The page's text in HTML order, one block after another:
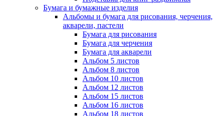
Бумага и бумажные изделия
Альбомы и бумага для рисования, черчения,
акварели, пастели
Бумага для рисования
Бумага для черчения
Бумага для акварели
Альбом 5 листов
Альбом 8 листов
Альбом 10 листов
Альбом 12 листов
Альбом 15 листов
Альбом 16 листов
Альбом 18 листов